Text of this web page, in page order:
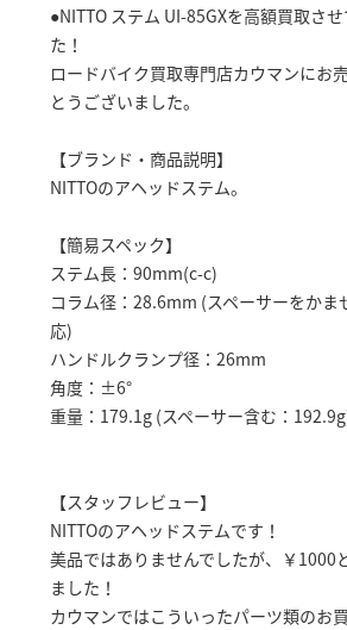
●NITTO ステム UI-85GXを高額買取さ
た！
ロードバイク買取専門店カウマンにお
とうございました。
【ブランド・商品説明】
NITTOのアヘッドステム。
【簡易スペック】
ステム長：90mm(c-c)
コラム径：28.6mm (スペーサーをか
応)
ハンドルクランプ径：26mm
角度：±6°
重量：179.1g (スペーサー含む：
【スタッフレビュー】
NITTOのアヘッドステムです！
美品ではありませんでしたが、￥1000
ました！
カウマンではこういったパーツ類のお